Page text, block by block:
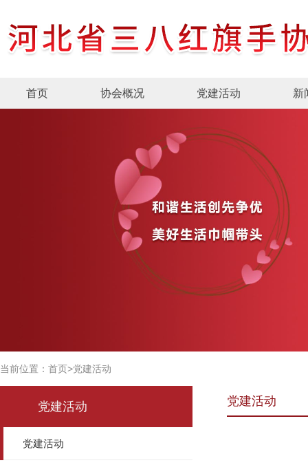
首页 协会概况 党建活动 新
当前位置： 首页>党建活动
党建活动
党建活动
党建活动